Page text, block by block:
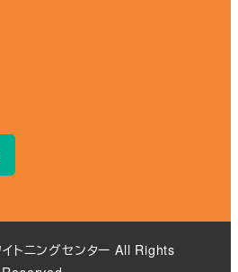
トニングセンター All Rights